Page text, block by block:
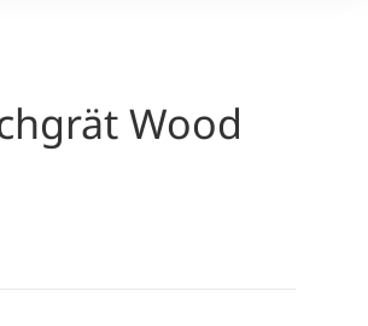
Wood